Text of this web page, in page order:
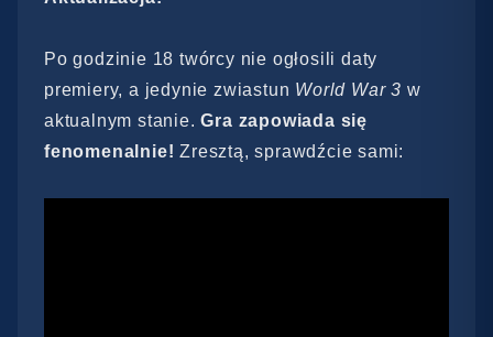
Po godzinie 18 twórcy nie ogłosili daty
premiery, a jedynie zwiastun World War 3 w
aktualnym stanie.Gra zapowiada się
fenomenalnie! Zresztą, sprawdźcie sami: